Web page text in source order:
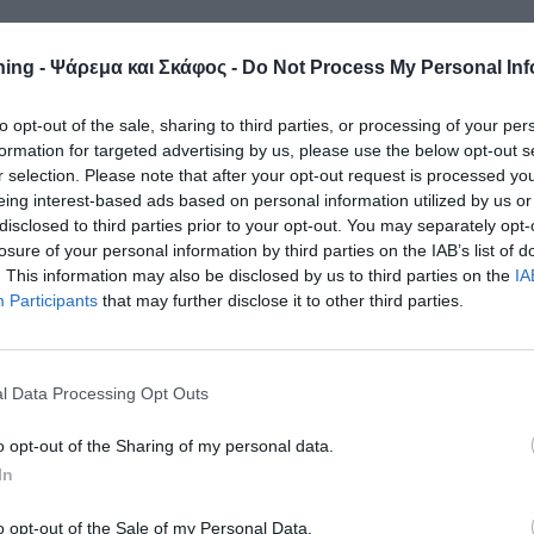
- Ψάρεμα και Σκάφος - Do Not Process My Personal
opt-out of the sale, sharing to third parties, or processing of your
for targeted advertising by us, please use the below opt-out
selection. Please note that after your opt-out request is processed
interest-based ads based on personal information utilized by us
to third parties prior to your opt-out. You may separately
of your personal information by third parties on the IAB’s list of
This information may also be disclosed by us to third parties on the
Participants that may further disclose it to other third parties.
Data Processing Opt Outs
opt-out of the Sharing of my personal data.
opt-out of the Sale of my Personal Data.
του 65χρονου υποβρύχιου αλιέα, ο οποίος
μετά από εξόρμηση για ψαροντούφεκο στο
του στη θαλάσσια περιοχή του Φραγκοκάστελλου, με τις
από ιδιώτη χειριστή jet ski. Στη συνέχεια,
από εκεί στο Κέντρο Υγείας της περιοχής.
Σώματος, η Λιμενική Αρχή της Χώρας Σφακίων
του 65χρονου ημεδαπού υποβρύχιου αλιέα. Ο ίδιος,
τις μεσημβρινές ώρες της ίδιας ημέρας για
«Φραγκοκάστελλο» Σφακίων και έκτοτε αγνοούνταν.
Έρευνας και Διάσωσης του Λ.Σ.-ΕΛ.ΑΚΤ., ξεκίνησε
περιπολικά σκάφη του Λιμενικού, εναέριο μέσο της
οχήματα από ξηράς.
σορού του 65χρονου, βυθίζοντας στη θλίψη την τοπική